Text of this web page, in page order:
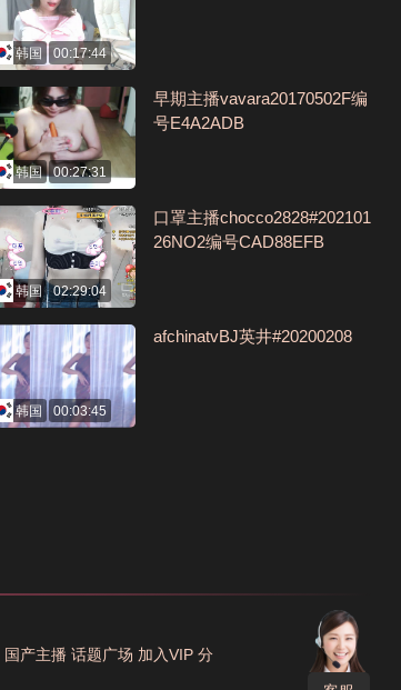
韩国 00:17:44
韩国 00:27:31
早期主播vavara20170502F编
号E4A2ADB
韩国 02:29:04
口罩主播chocco2828#202101
26NO2编号CAD88EFB
韩国 00:03:45
afchinatvBJ英井#20200208
国产主播 话题广场 加入VIP 分